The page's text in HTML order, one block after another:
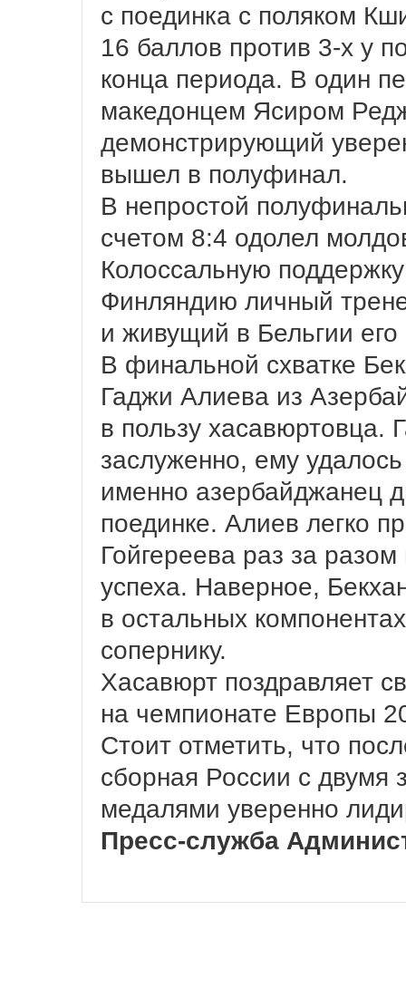
с поединка с поляком
16 баллов против 3-х у
конца периода. В один
македонцем Ясиром
демонстрирующий
вышел в полуфинал.
В непростой
счетом 8:4 одолел
Колоссальную
Финляндию личный
и живущий в Бельгии
В финальной схватке
Гаджи Алиева из
в пользу хасавюртовца.
заслуженно, ему
именно азербайджанец
поединке. Алиев легко
Гойгереева раз за
успеха. Наверное,
в остальных
сопернику.
Хасавюрт поздравляет
на чемпионате Европы
Стоит отметить, что
сборная России с двумя
медалями уверенно
Пресс-служба